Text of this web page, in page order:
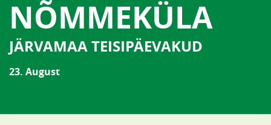
NÕMMEKÜLA
JÄRVAMAA TEISIPÄEVAKUD
23. August